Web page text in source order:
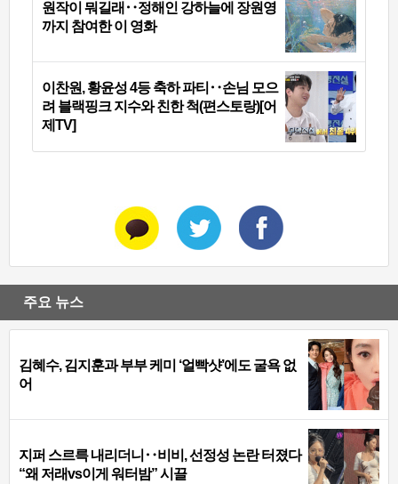
원작이 뭐길래‥정해인 강하늘에 장원영
까지 참여한 이 영화
이찬원, 황윤성 4등 축하 파티‥손님 모으
려 블랙핑크 지수와 친한 척(편스토랑)[어
제TV]
주요 뉴스
김혜수, 김지훈과 부부 케미 ‘얼빡샷’에도 굴욕 없
어
지퍼 스르륵 내리더니‥비비, 선정성 논란 터졌다
“왜 저래vs이게 워터밤” 시끌